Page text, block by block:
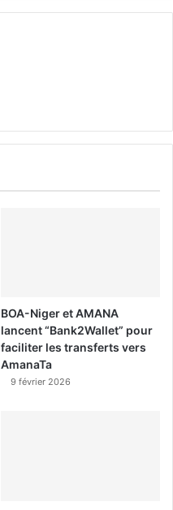
BOA-Niger et AMANA
lancent “Bank2Wallet” pour
faciliter les transferts vers
AmanaTa
9 février 2026